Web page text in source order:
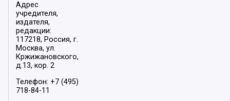
Адрес
учредителя,
издателя,
редакции:
117218, Россия, г.
Москва, ул.
Кржижановского,
д.13, кор. 2
Телефон: +7 (495)
718-84-11